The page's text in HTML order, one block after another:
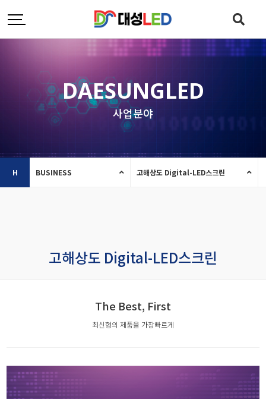
DAESUNGLED
사업분야
H BUSINESS 고해상도 Digital-LED스크린
고해상도 Digital-LED스크린
The Best, First
최신형의 제품을 가장빠르게